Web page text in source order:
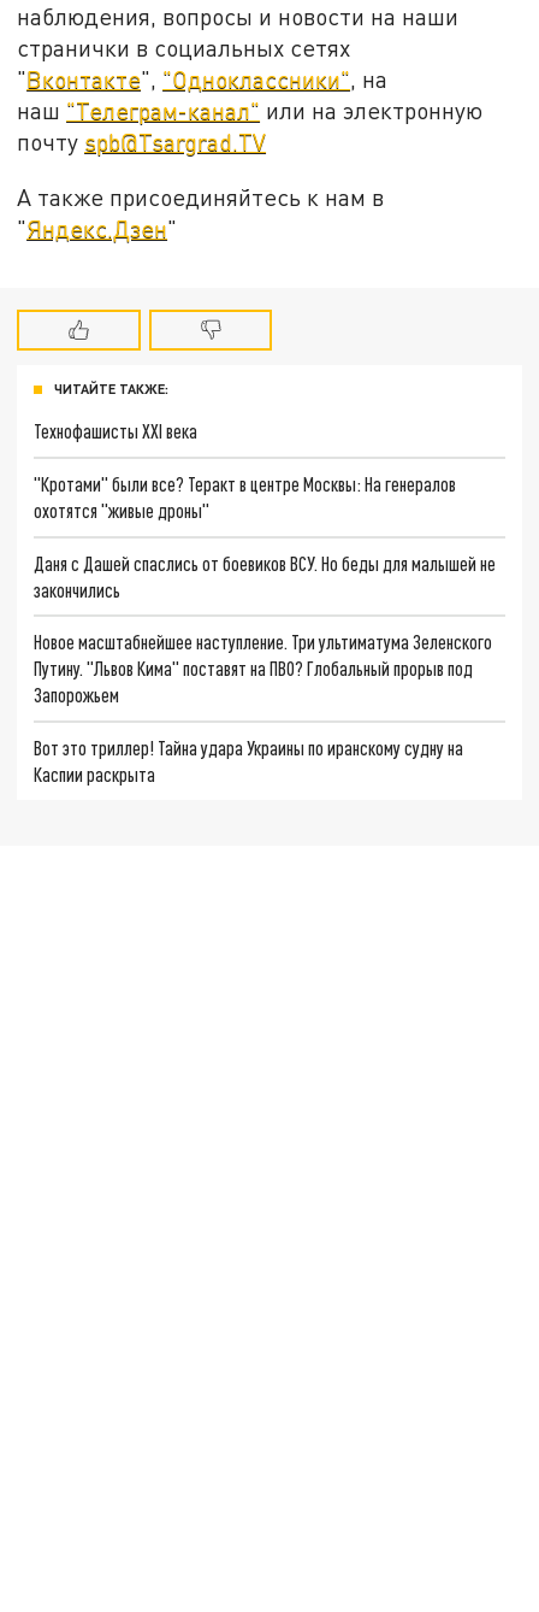
наблюдения, вопросы и новости на наши
странички в социальных сетях
"Вконтакте", "Одноклассники", на
наш "Телеграм-канал" или на электронную
почту spb@Tsargrad.TV
А также присоединяйтесь к нам в
"Яндекс.Дзен"
ЧИТАЙТЕ ТАКЖЕ:
Технофашисты XXI века
"Кротами" были все? Теракт в центре Москвы: На генералов
охотятся "живые дроны"
Даня с Дашей спаслись от боевиков ВСУ. Но беды для малышей не
закончились
Новое масштабнейшее наступление. Три ультиматума Зеленского
Путину. "Львов Кима" поставят на ПВО? Глобальный прорыв под
Запорожьем
Вот это триллер! Тайна удара Украины по иранскому судну на
Каспии раскрыта